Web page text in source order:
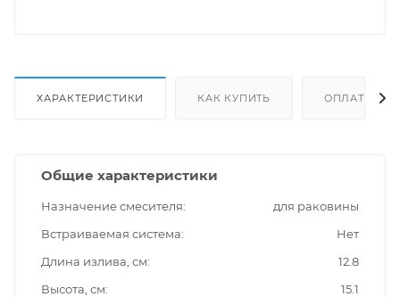
ХАРАКТЕРИСТИКИ КАК КУПИТЬ ОПЛАТА
Общие характеристики
Назначение смесителя
для раковины
Встраиваемая система
Нет
Длина излива, см
12.8
Высота, см
15.1